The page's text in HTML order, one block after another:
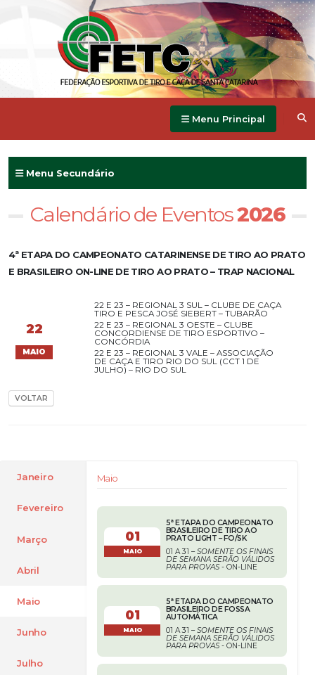
Menu Principal
Menu Secundário
Calendário de Eventos2026
4ª ETAPA DO CAMPEONATO CATARINENSE DE TIRO AO PRATO
E BRASILEIRO ON-LINE DE TIRO AO PRATO – TRAP NACIONAL
22
MAIO
22 E 23 – REGIONAL 3 SUL – CLUBE DE CAÇA
TIRO E PESCA JOSÉ SIEBERT – TUBARÃO
22 E 23 – REGIONAL 3 OESTE – CLUBE
CONCORDIENSE DE TIRO ESPORTIVO –
CONCÓRDIA
22 E 23 – REGIONAL 3 VALE – ASSOCIAÇÃO
DE CAÇA E TIRO RIO DO SUL (CCT 1 DE
JULHO) – RIO DO SUL
VOLTAR
Janeiro
Fevereiro
Março
Abril
Maio
Junho
Julho
Maio
01
MAIO
5ª ETAPA DO CAMPEONATO
BRASILEIRO DE TIRO AO
PRATO LIGHT – FO/SK
01 A 31 –SOMENTE OS FINAIS
DE SEMANA SERÃO VÁLIDOS
PARA PROVAS - ON-LINE
01
MAIO
5ª ETAPA DO CAMPEONATO
BRASILEIRO DE FOSSA
AUTOMÁTICA
01 A 31 –SOMENTE OS FINAIS
DE SEMANA SERÃO VÁLIDOS
PARA PROVAS - ON-LINE